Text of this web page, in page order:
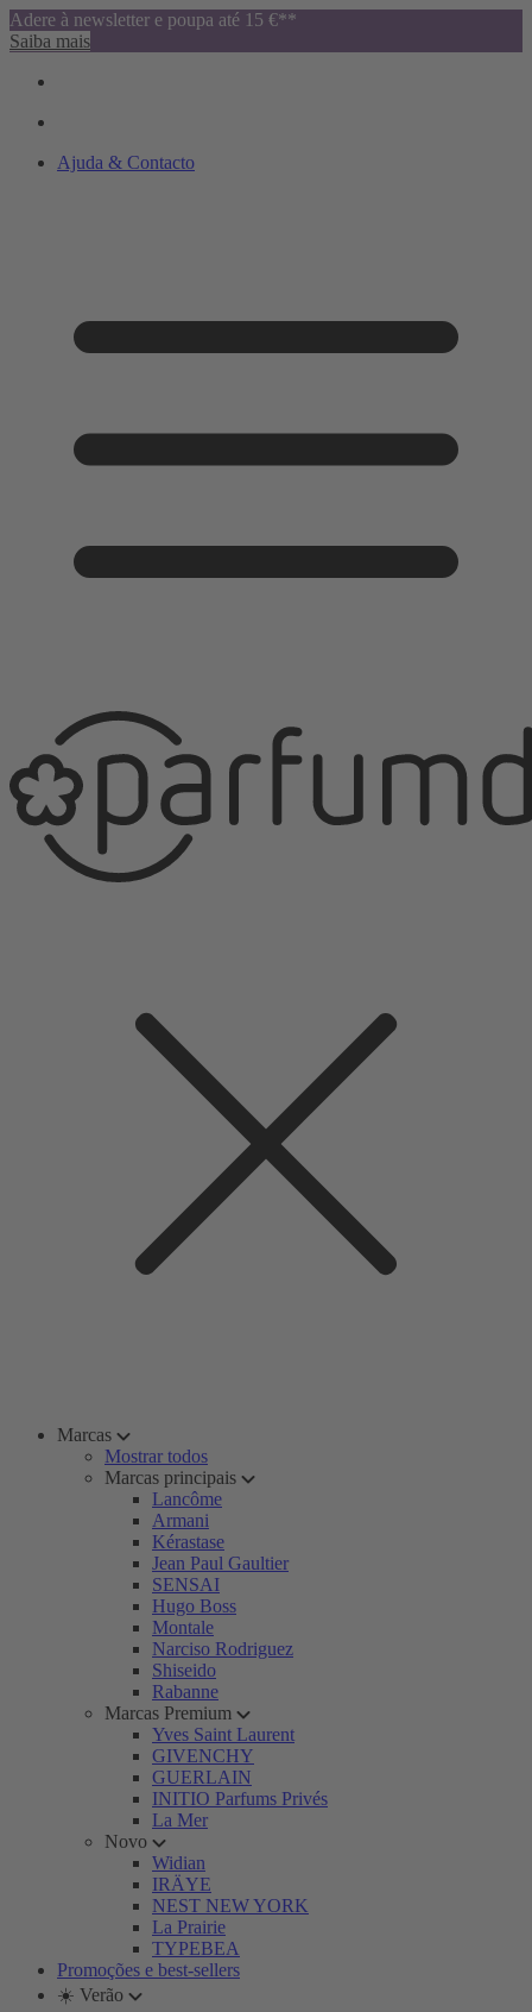
Adere à newsletter e poupa até 15 €**
Saiba mais
Ajuda & Contacto
Marcas
Mostrar todos
Marcas principais
Lancôme
Armani
Kérastase
Jean Paul Gaultier
SENSAI
Hugo Boss
Montale
Narciso Rodriguez
Shiseido
Rabanne
Marcas Premium
Yves Saint Laurent
GIVENCHY
GUERLAIN
INITIO Parfums Privés
La Mer
Novo
Widian
IRÄYE
NEST NEW YORK
La Prairie
TYPEBEA
Promoções e best-sellers
☀️ Verão